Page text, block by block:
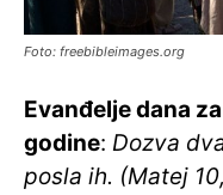
Foto: freebibleimages.org
Evanđelje dana
godine: Dozva
posla ih. (Matej